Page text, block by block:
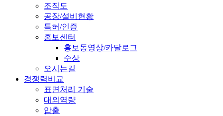
조직도
공장/설비현황
특허/인증
홍보센터
홍보동영상/카달로그
수상
오시는길
경쟁력비교
표면처리 기술
대외역량
압출